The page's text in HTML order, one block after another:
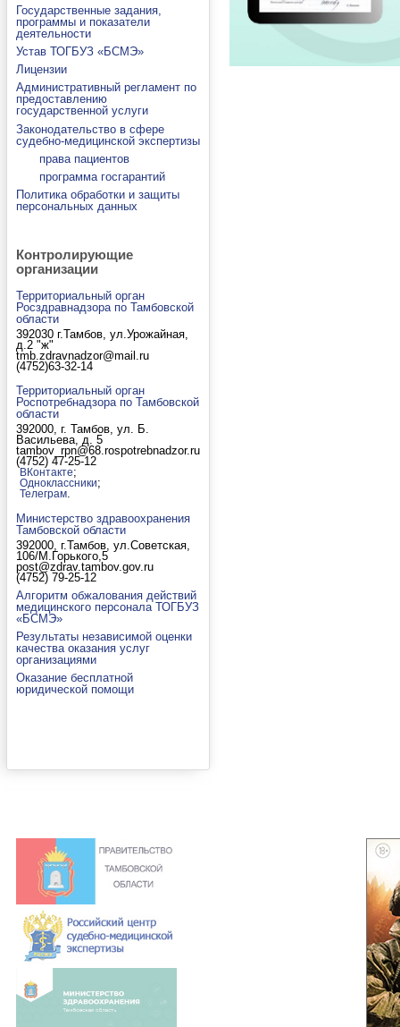
Государственные задания,
программы и показатели
деятельности
Устав ТОГБУЗ «БСМЭ»
Лицензии
Административный регламент по
предоставлению
государственной услуги
Законодательство в сфере
судебно-медицинской экспертизы
права пациентов
программа госгарантий
Политика обработки и защиты
персональных данных
Контролирующие
организации
Территориальный орган
Росздравнадзора по Тамбовской
области
392030 г.Тамбов, ул.Урожайная,
д.2 "ж"
tmb.zdravnadzor@mail.ru
(4752)63-32-14
Территориальный орган
Роспотребнадзора по Тамбовской
области
392000, г. Тамбов, ул. Б.
Васильева, д. 5
tambov_rpn@68.rospotrebnadzor.ru
(4752) 47-25-12
ВКонтакте;
Одноклассники;
Телеграм.
Министерство здравоохранения
Тамбовской области
392000, г.Тамбов, ул.Советская,
106/М.Горького,5
post@zdrav.tambov.gov.ru
(4752) 79-25-12
Алгоритм обжалования действий
медицинского персонала ТОГБУЗ
«БСМЭ»
Результаты независимой оценки
качества оказания услуг
организациями
Оказание бесплатной
юридической помощи